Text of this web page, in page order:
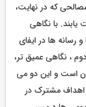
که در نهایت،
با نگاهی
ها در ایفای
، نگاهی عمیق تر،
است و این دو می
اهداف مشترک در